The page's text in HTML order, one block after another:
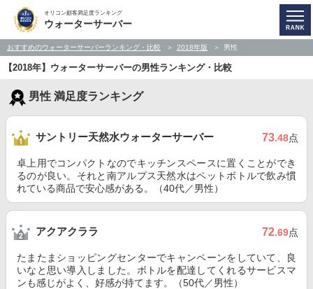
オリコン顧客満足度ランキング
ウォーターサーバー
おすすめのウォーターサーバーランキング・比較 2018年版 男性
【2018年】ウォーターサーバーの男性ランキング・比較
男性 満足度ランキング
サントリー天然水ウォーターサーバー 73.48点
卓上用でコンパクトなのでキッチンスペースに置くことができ
るのが良い。それと南アルプス天然水はペットボトルで飲み慣
れている商品で安心感がある。（40代／男性）
アクアクララ 72.69点
たまたまショッピングセンターでキャンペーンをしていて、良
いなと思い導入しました。ボトルを配達してくれるサービスマ
ンも感じがよく、好感が持てます。（50代／男性）